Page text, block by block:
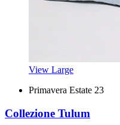
View Large
Primavera Estate 23
Collezione Tulum